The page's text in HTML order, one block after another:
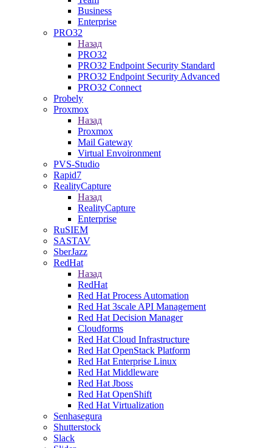
Business
Enterprise
PRO32
Назад
PRO32
PRO32 Endpoint Security Standard
PRO32 Endpoint Security Advanced
PRO32 Connect
Probely
Proxmox
Назад
Proxmox
Mail Gateway
Virtual Envoironment
PVS-Studio
Rapid7
RealityCapture
Назад
RealityCapture
Enterprise
RuSIEM
SASTAV
SberJazz
RedHat
Назад
RedHat
Red Hat Process Automation
Red Hat 3scale API Management
Red Hat Decision Manager
Cloudforms
Red Hat Cloud Infrastructure
Red Hat OpenStack Platform
Red Hat Enterprise Linux
Red Hat Middleware
Red Hat Jboss
Red Hat OpenShift
Red Hat Virtualization
Senhasegura
Shutterstock
Slack